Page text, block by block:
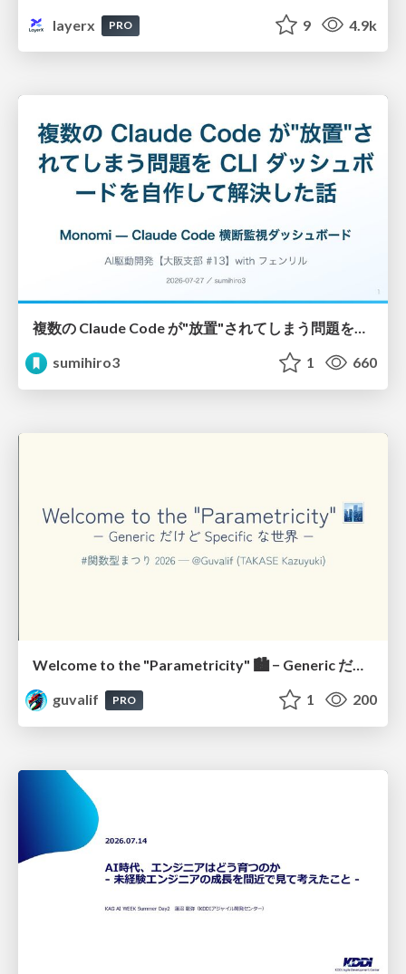
layerx
PRO 9 4.9k
複数の Claude Code が"放置"されてしまう問題をCLI ダッシュボードを自作して解決した話
sumihiro3
1 660
Welcome to the "Parametricity" 🏙️ − Generic だけど Specific な世界 −
guvalif
PRO 1 200